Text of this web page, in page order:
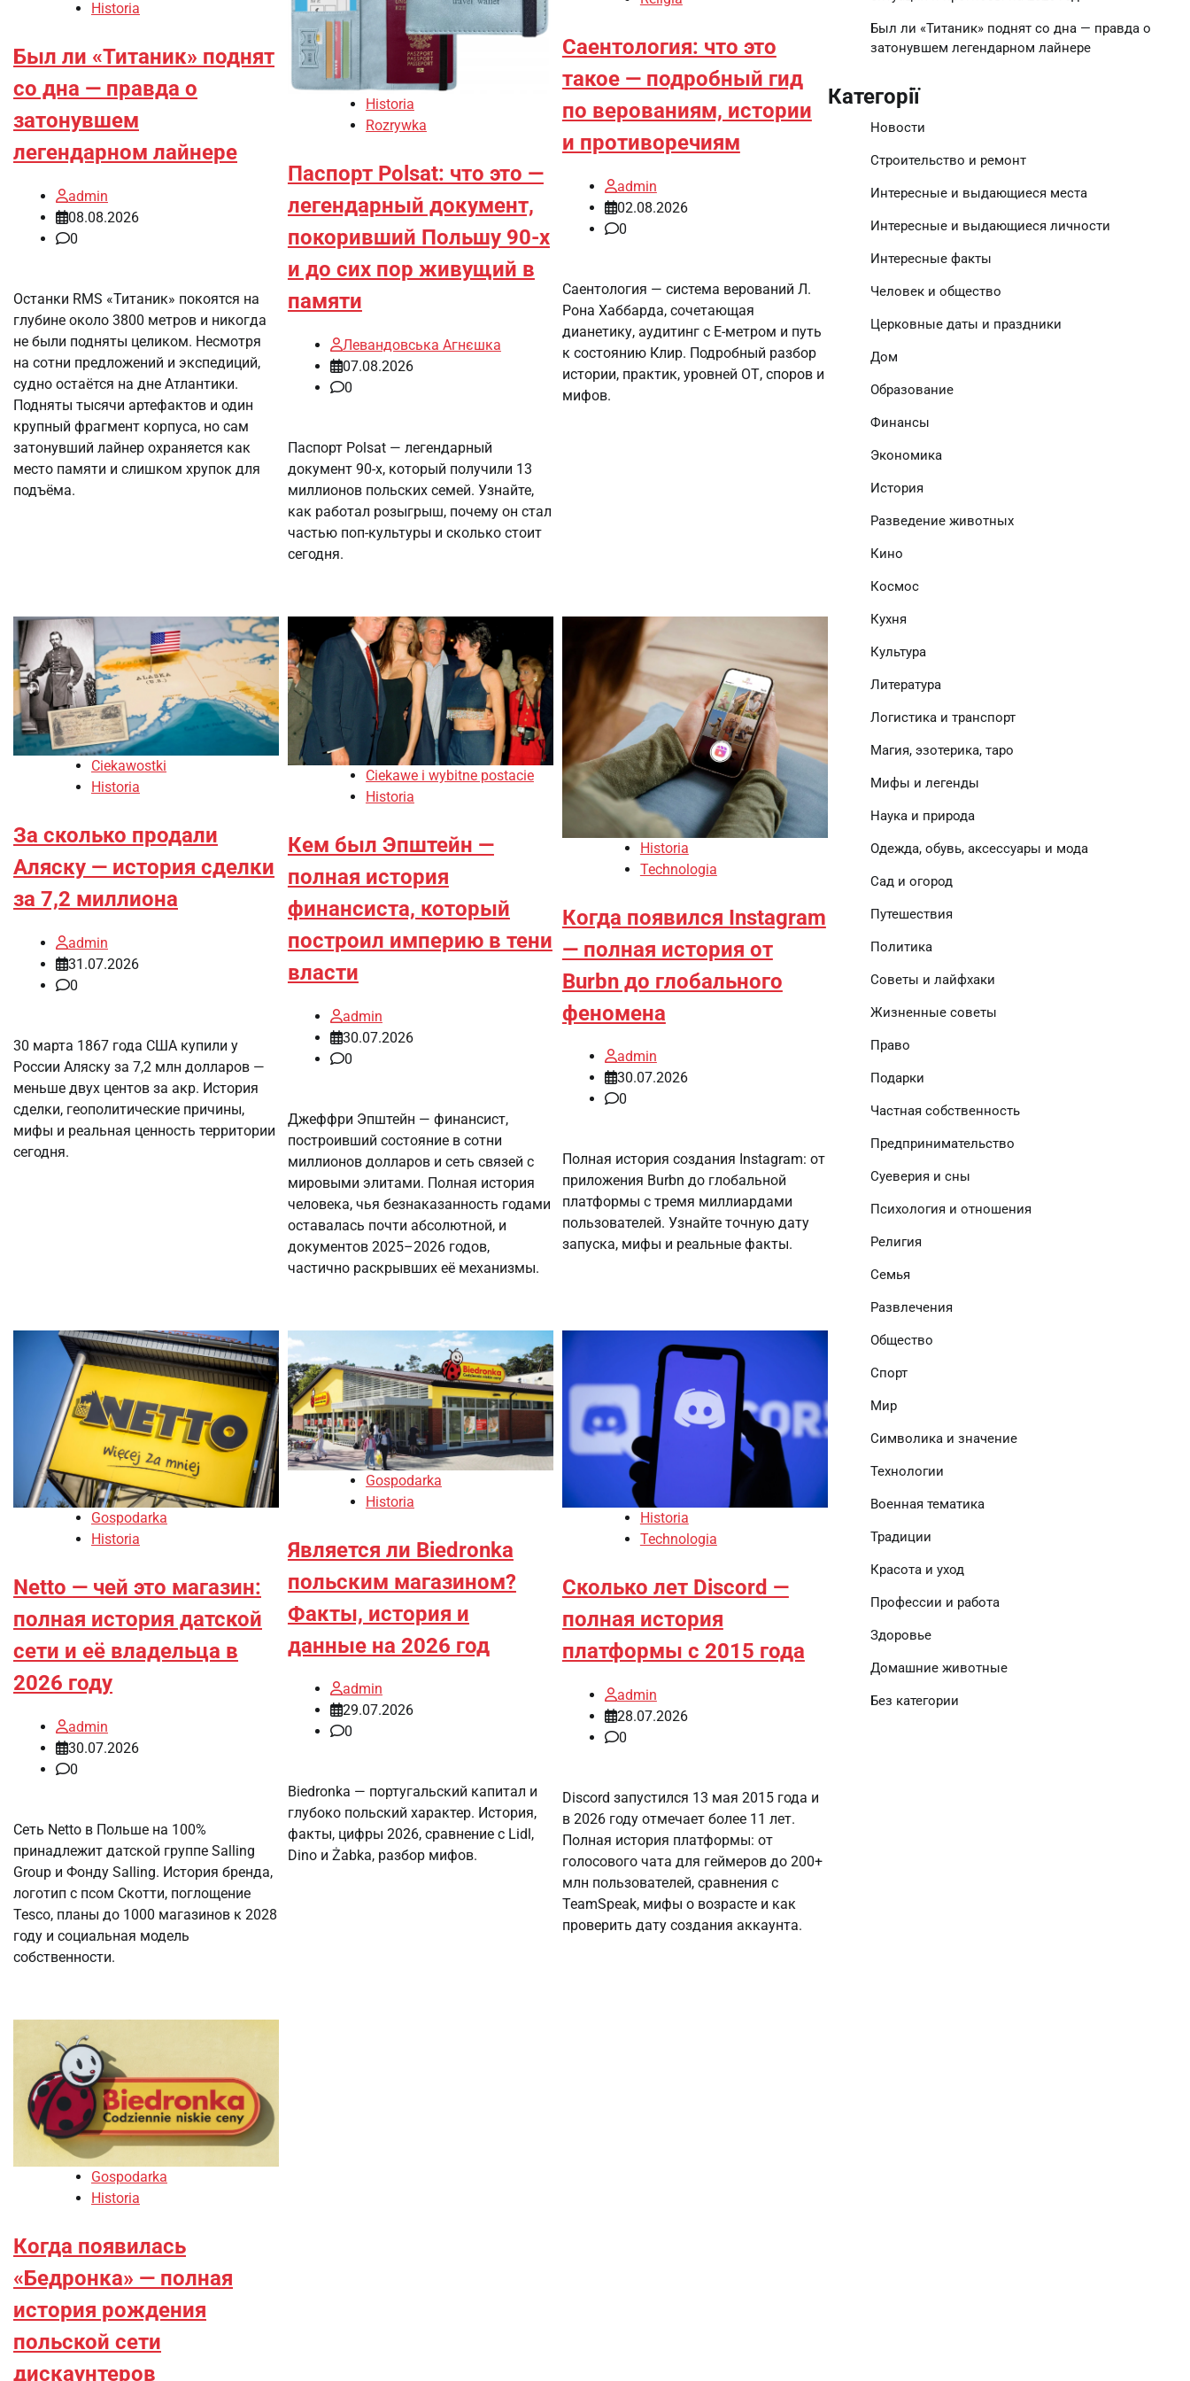
Historia
Был ли «Титаник» поднят
со дна — правда о
затонувшем
легендарном лайнере
admin
08.08.2026
0
Останки RMS «Титаник» покоятся на
глубине около 3800 метров и никогда
не были подняты целиком. Несмотря
на сотни предложений и экспедиций,
судно остаётся на дне Атлантики.
Подняты тысячи артефактов и один
крупный фрагмент корпуса, но сам
затонувший лайнер охраняется как
место памяти и слишком хрупок для
подъёма.
Historia
Rozrywka
Паспорт Polsat: что это —
легендарный документ,
покоривший Польшу 90-х
и до сих пор живущий в
памяти
Левандовська Агнєшка
07.08.2026
0
Паспорт Polsat — легендарный
документ 90-х, который получили 13
миллионов польских семей. Узнайте,
как работал розыгрыш, почему он стал
частью поп-культуры и сколько стоит
сегодня.
Саентология: что это
такое — подробный гид
по верованиям, истории
и противоречиям
admin
02.08.2026
0
Саентология — система верований Л.
Рона Хаббарда, сочетающая
дианетику, аудитинг с E-метром и путь
к состоянию Клир. Подробный разбор
истории, практик, уровней ОТ, споров и
мифов.
Ciekawostki
Historia
За сколько продали
Аляску — история сделки
за 7,2 миллиона
admin
31.07.2026
0
30 марта 1867 года США купили у
России Аляску за 7,2 млн долларов —
меньше двух центов за акр. История
сделки, геополитические причины,
мифы и реальная ценность территории
сегодня.
Ciekawe i wybitne postacie
Historia
Кем был Эпштейн —
полная история
финансиста, который
построил империю в тени
власти
admin
30.07.2026
0
Джеффри Эпштейн — финансист,
построивший состояние в сотни
миллионов долларов и сеть связей с
мировыми элитами. Полная история
человека, чья безнаказанность годами
оставалась почти абсолютной, и
документов 2025–2026 годов,
частично раскрывших её механизмы.
Historia
Technologia
Когда появился Instagram
— полная история от
Burbn до глобального
феномена
admin
30.07.2026
0
Полная история создания Instagram: от
приложения Burbn до глобальной
платформы с тремя миллиардами
пользователей. Узнайте точную дату
запуска, мифы и реальные факты.
Gospodarka
Historia
Netto — чей это магазин:
полная история датской
сети и её владельца в
2026 году
admin
30.07.2026
0
Сеть Netto в Польше на 100%
принадлежит датской группе Salling
Group и Фонду Salling. История бренда,
логотип с псом Скотти, поглощение
Tesco, планы до 1000 магазинов к 2028
году и социальная модель
собственности.
Gospodarka
Historia
Является ли Biedronka
польским магазином?
Факты, история и
данные на 2026 год
admin
29.07.2026
0
Biedronka — португальский капитал и
глубоко польский характер. История,
факты, цифры 2026, сравнение с Lidl,
Dino и Żabka, разбор мифов.
Historia
Technologia
Сколько лет Discord —
полная история
платформы с 2015 года
admin
28.07.2026
0
Discord запустился 13 мая 2015 года и
в 2026 году отмечает более 11 лет.
Полная история платформы: от
голосового чата для геймеров до 200+
млн пользователей, сравнения с
TeamSpeak, мифы о возрасте и как
проверить дату создания аккаунта.
Gospodarka
Historia
Когда появилась
«Бедронка» — полная
история рождения
польской сети
дискаунтеров
Был ли «Титаник» поднят со дна — правда о
затонувшем легендарном лайнере
Категорії
Новости
Строительство и ремонт
Интересные и выдающиеся места
Интересные и выдающиеся личности
Интересные факты
Человек и общество
Церковные даты и праздники
Дом
Образование
Финансы
Экономика
История
Разведение животных
Кино
Космос
Кухня
Культура
Литература
Логистика и транспорт
Магия, эзотерика, таро
Мифы и легенды
Наука и природа
Одежда, обувь, аксессуары и мода
Сад и огород
Путешествия
Политика
Советы и лайфхаки
Жизненные советы
Право
Подарки
Частная собственность
Предпринимательство
Суеверия и сны
Психология и отношения
Религия
Семья
Развлечения
Общество
Спорт
Мир
Символика и значение
Технологии
Военная тематика
Традиции
Красота и уход
Профессии и работа
Здоровье
Домашние животные
Без категории